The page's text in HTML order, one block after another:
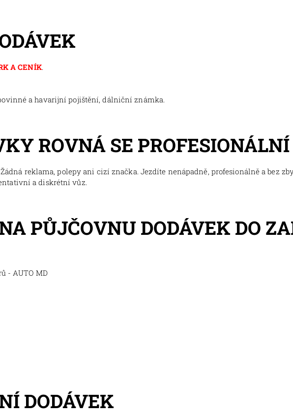
A CENÍK.
a havarijní pojištění, dálniční známka.
ROVNÁ SE
reklama, polepy ani cizí značka. Jezdíte nenápadně, profesionálně a bez
a diskrétní vůz.
PŮJČOVNU DODÁVEK DO
- AUTO MD
DODÁVEK